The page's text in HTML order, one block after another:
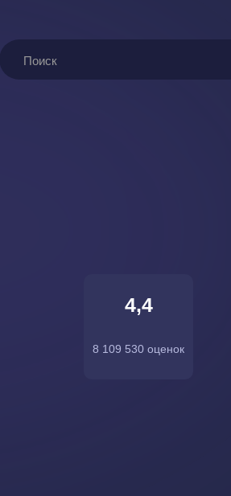
Поиск
4,4
8 109 530 оценок